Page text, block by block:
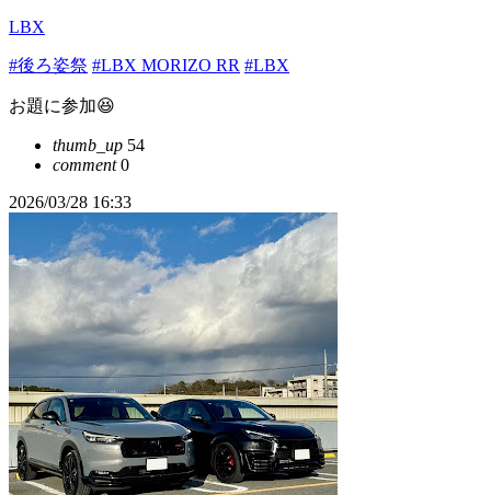
LBX
#後ろ姿祭 #LBX MORIZO RR #LBX
お題に参加😆
thumb_up 54
comment0
2026/03/28 16:33